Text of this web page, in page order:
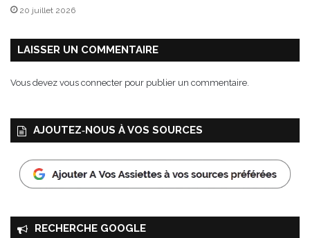
P
e
20 juillet 2026
LAISSER UN COMMENTAIRE
Vous devez vous connecter pour publier un commentaire.
AJOUTEZ‑NOUS À VOS SOURCES
RECHERCHE GOOGLE